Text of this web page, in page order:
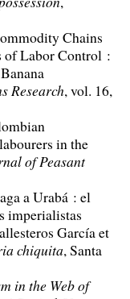
Chains
of Labor Control :
Research, vol. 16,
in the
of Peasant
a Urabá : el
imperialistas
García et
chiquita, Santa
in the Web of